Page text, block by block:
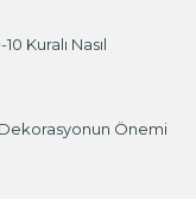
Kuralı Nasıl
Önemi